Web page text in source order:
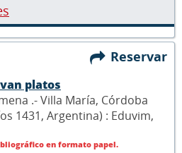
Reservar
platos
.- Villa María, Córdoba
1431, Argentina) : Eduvim,
en formato papel.